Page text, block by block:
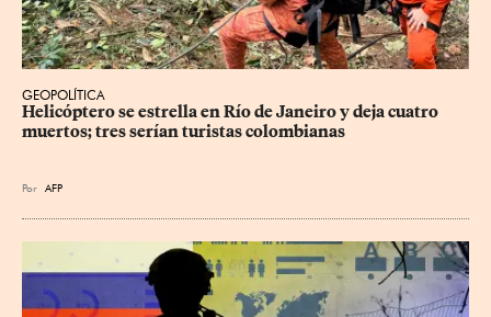
GEOPOLÍTICA
Helicóptero se estrella en Río de Janeiro y deja cuatro
muertos; tres serían turistas colombianas
Por AFP